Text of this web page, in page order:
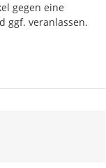
gegen eine
ggf. veranlassen.